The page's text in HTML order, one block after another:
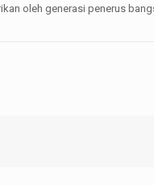
oleh generasi penerus